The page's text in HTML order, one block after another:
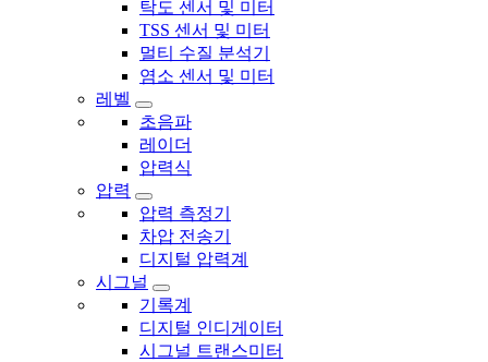
탁도 센서 및 미터
TSS 센서 및 미터
멀티 수질 분석기
염소 센서 및 미터
레벨
초음파
레이더
압력식
압력
압력 측정기
차압 전송기
디지털 압력계
시그널
기록계
디지털 인디게이터
시그널 트랜스미터